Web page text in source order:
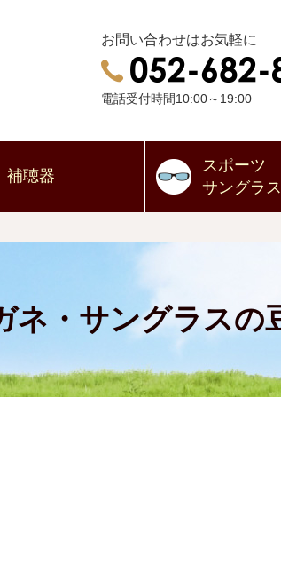
お問い合わせはお気軽に
電話受付時間10:00～19:00
補聴器
スポーツ
サングラス
ネ・サングラスの